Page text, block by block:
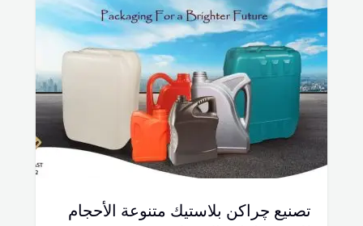
تصنيع چراكن بلاستيك متنوعة الأحجام